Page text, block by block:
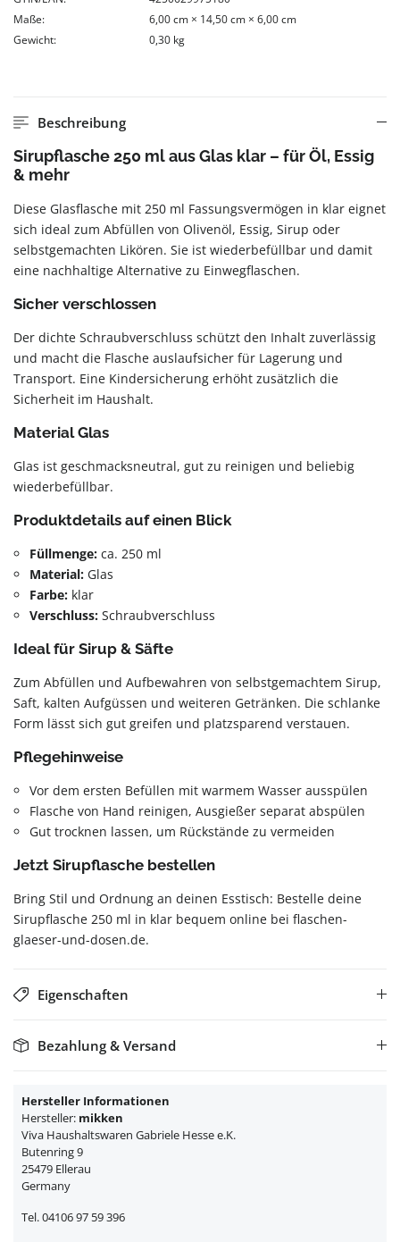
Maße:
6,00 cm × 14,50 cm × 6,00 cm
Gewicht:
0,30 kg
Beschreibung
Sirupflasche 250 ml aus Glas klar – für Öl, Essig
& mehr
Diese Glasflasche mit 250 ml Fassungsvermögen in klar eignet
sich ideal zum Abfüllen von Olivenöl, Essig, Sirup oder
selbstgemachten Likören. Sie ist wiederbefüllbar und damit
eine nachhaltige Alternative zu Einwegflaschen.
Sicher verschlossen
Der dichte Schraubverschluss schützt den Inhalt zuverlässig
und macht die Flasche auslaufsicher für Lagerung und
Transport. Eine Kindersicherung erhöht zusätzlich die
Sicherheit im Haushalt.
Material Glas
Glas ist geschmacksneutral, gut zu reinigen und beliebig
wiederbefüllbar.
Produktdetails auf einen Blick
Füllmenge: ca. 250 ml
Material: Glas
Farbe: klar
Verschluss: Schraubverschluss
Ideal für Sirup & Säfte
Zum Abfüllen und Aufbewahren von selbstgemachtem Sirup,
Saft, kalten Aufgüssen und weiteren Getränken. Die schlanke
Form lässt sich gut greifen und platzsparend verstauen.
Pflegehinweise
Vor dem ersten Befüllen mit warmem Wasser ausspülen
Flasche von Hand reinigen, Ausgießer separat abspülen
Gut trocknen lassen, um Rückstände zu vermeiden
Jetzt Sirupflasche bestellen
Bring Stil und Ordnung an deinen Esstisch: Bestelle deine
Sirupflasche 250 ml in klar bequem online bei flaschen-
glaeser-und-dosen.de.
Eigenschaften
Bezahlung & Versand
Hersteller Informationen
Hersteller: mikken
Viva Haushaltswaren Gabriele Hesse e.K.
Butenring 9
25479 Ellerau
Germany
Tel. 04106 97 59 396